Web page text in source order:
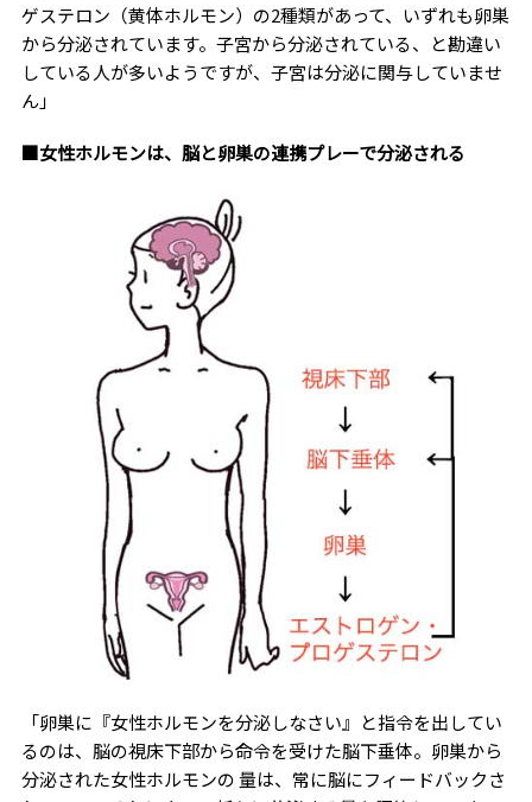
ゲステロン（黄体ホルモン）の2種類があって、いずれも卵巣
から分泌されています。子宮から分泌されている、と勘違い
している人が多いようですが、子宮は分泌に関与していませ
ん」
■女性ホルモンは、脳と卵巣の連携プレーで分泌される
「卵巣に『女性ホルモンを分泌しなさい』と指令を出してい
るのは、脳の視床下部から命令を受けた脳下垂体。卵巣から
分泌された女性ホルモンの 量は、常に脳にフィードバックさ